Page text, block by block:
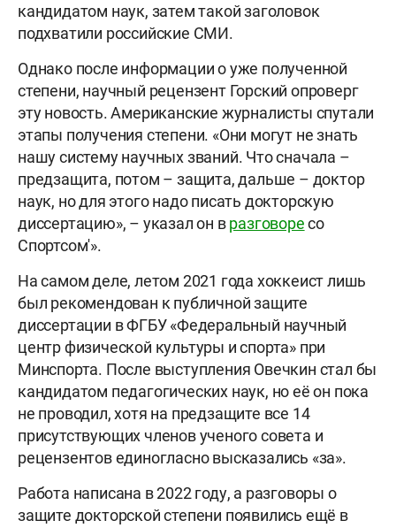
кандидатом наук, затем такой заголовок
подхватили российские СМИ.
Однако после информации о уже полученной
степени, научный рецензент Горский опроверг
эту новость. Американские журналисты спутали
этапы получения степени. «Они могут не знать
нашу систему научных званий. Что сначала –
предзащита, потом – защита, дальше – доктор
наук, но для этого надо писать докторскую
диссертацию», – указал он вразговоресо
Спортсом'».
На самом деле, летом 2021 года хоккеист лишь
был рекомендован к публичной защите
диссертации в ФГБУ «Федеральный научный
центр физической культуры и спорта» при
Минспорта. После выступления Овечкин стал бы
кандидатом педагогических наук, но её он пока
не проводил, хотя на предзащите все 14
присутствующих членов ученого совета и
рецензентов единогласно высказались «за».
Работа написана в 2022 году, а разговоры о
защите докторской степени появились ещё в